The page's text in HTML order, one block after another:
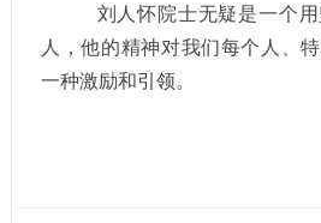
刘人怀院士无疑是一个用
人，他的精神对我们每个人、
一种激励和引领。